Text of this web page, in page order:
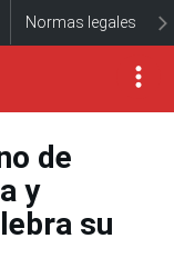
Normas legales
de
y
su